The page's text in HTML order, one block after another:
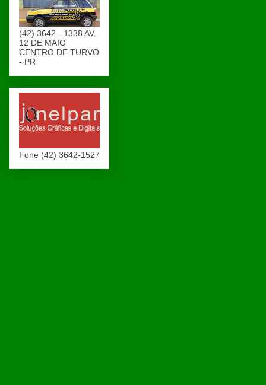
(42) 3642 - 1338 AV.
12 DE MAIO
CENTRO DE TURVO
- PR
Fone (42) 3642-1527